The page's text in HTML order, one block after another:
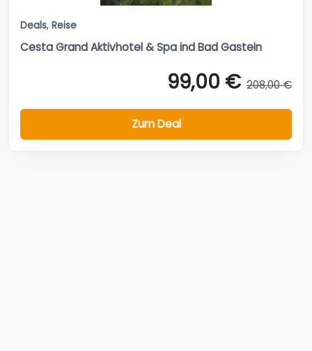
Deals, Reise
Cesta Grand Aktivhotel & Spa ind Bad Gastein
99,00 € 208,00 €
Zum Deal